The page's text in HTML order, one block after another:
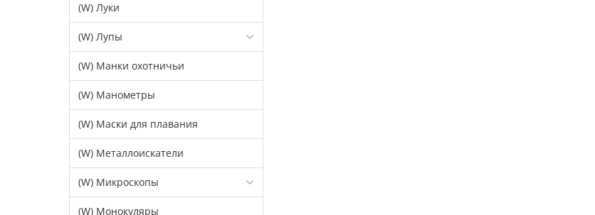
(W) Луки
(W) Лупы
(W) Манки охотничьи
(W) Манометры
(W) Маски для плавания
(W) Металлоискатели
(W) Микроскопы
(W) Монокуляры